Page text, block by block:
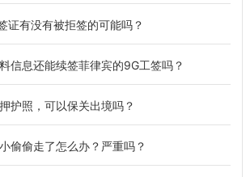
证有没有被拒签的可能吗？
信息还能续签菲律宾的9G工签吗？
护照，可以保关出境吗？
偷偷走了怎么办？严重吗？